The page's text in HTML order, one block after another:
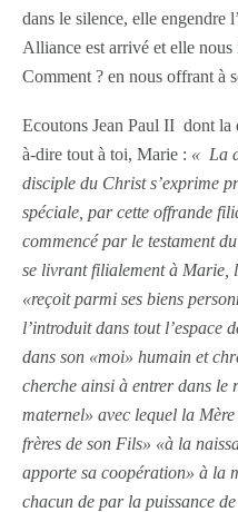
dans le silence, elle engendre
Alliance est arrivé et elle
Comment ? en nous offrant à
Ecoutons Jean Paul II dont la
à-dire tout à toi, Marie : « La
disciple du Christ s’exprime
spéciale, par cette offrande
commencé par le testament
se livrant filialement à Marie,
«reçoit parmi ses biens
l’introduit dans tout l’espace
dans son «moi» humain et
cherche ainsi à entrer dans le
maternel» avec lequel la
frères de son Fils» «à la
apporte sa coopération» à la
chacun de par la puissance